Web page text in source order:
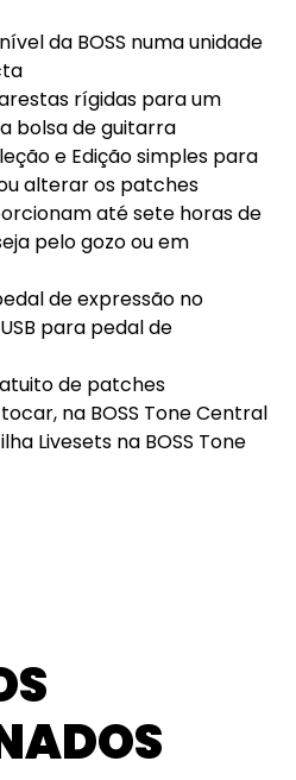
da BOSS numa unidade
rígidas para um
bolsa de guitarra
e Edição simples para
alterar os patches
até sete horas de
pelo gozo ou em
de expressão no
para pedal de
de patches
na BOSS Tone Central
Livesets na BOSS Tone